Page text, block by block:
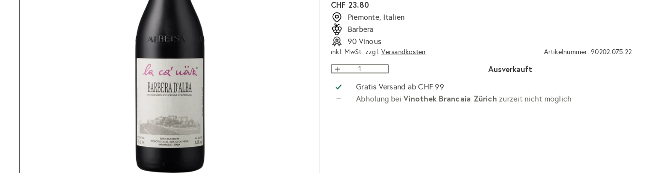
Normaler
Preis
CHF 23.80
Piemonte, Italien
Barbera
90 Vinous
inkl. MwSt. zzgl.Versandkosten Artikelnummer: 90202.075.22
Ausverkauft
Gratis Versand ab CHF 99
Abholung beiVinothek Brancaia Zürich zurzeit nicht möglich